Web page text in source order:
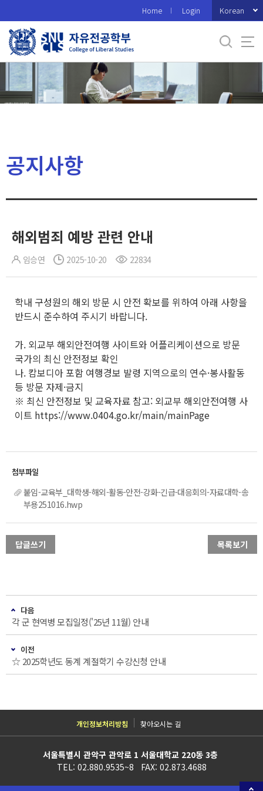
로
메
Home Login Korean
공지사항
해외범죄 예방 관련 안내
임승연 2025-10-20 22834
학내 구성원의 해외 방문 시 안전 확보를 위하여 아래 사항을
반드시 준수하여 주시기 바랍니다.
가. 외교부 해외안전여행 사이트와 어플리케이션으로 방문
국가의 최신 안전정보 확인
나. 캄보디아 포함 여행경보 발령 지역으로의 연수·봉사활동
등 방문 자제·금지
※ 최신 안전정보 및 교육자료 참고: 외교부 해외안전여행 사
이트 https://www.0404.go.kr/main/mainPage
붙임-교육부_대학생-해외-활동-안전-강화-긴급-대응회의-자료대학-송
부용251016.hwp
답글쓰기 목록보기
다음
각 군 현역병 모집일정('25년 11월) 안내
이전
☆ 2025학년도 동계 계절학기 수강신청 안내
개인정보처리방침 찾아오시는 길
서울특별시 관악구 관악로 1 서울대학교 220동 3층
TEL: 02.880.9535~8 FAX: 02.873.4688